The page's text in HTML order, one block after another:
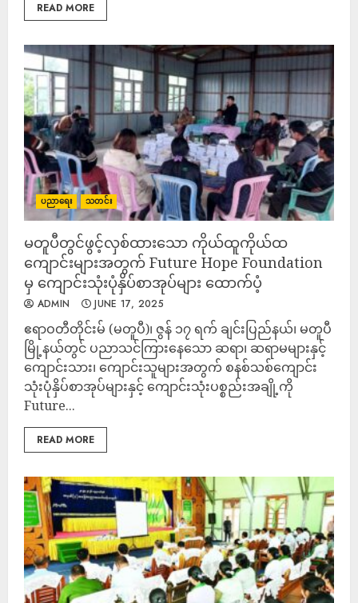
READ MORE
ပညာရေး သတင်း
မတူပီတွင်ဖွင့်လှစ်ထားသော ကိုယ်ထူကိုယ်ထ
ကျောင်းများအတွက် Future Hope Foundation
မှ ကျောင်းသုံးပုံနှိပ်စာအုပ်များ ထောက်ပံ့
ADMIN JUNE 17, 2025
ဧရာဝတီတိုင်းမ် (မတူပီ)၊ ဇွန် ၁၇ ရက် ချင်းပြည်နယ်၊ မတူပီ
မြို့နယ်တွင် ပညာသင်ကြားနေသော ဆရာ၊ ဆရာမများနှင့်
ကျောင်းသား၊ ကျောင်းသူများအတွက် စနစ်သစ်ကျောင်း
သုံးပုံနှိပ်စာအုပ်များနှင့် ကျောင်းသုံးပစ္စည်းအချို့ကို
Future...
READ MORE